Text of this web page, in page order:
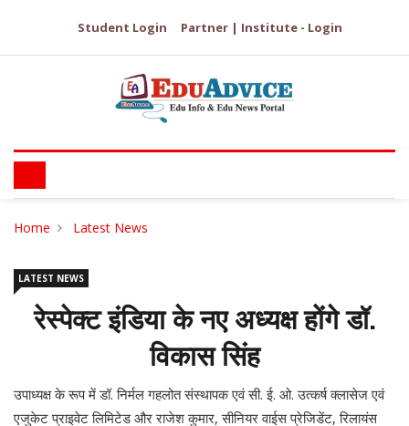
Student Login Partner | Institute - Login
Home Latest News
LATEST NEWS
रेस्पेक्ट इंडिया के नए अध्यक्ष होंगे डॉ.
विकास सिंह
उपाध्यक्ष के रूप में डॉ. निर्मल गहलोत संस्थापक एवं सी. ई. ओ. उत्कर्ष क्लासेज एवं
एजुकेट प्राइवेट लिमिटेड और राजेश कुमार, सीनियर वाईस प्रेजिडेंट, रिलायंस